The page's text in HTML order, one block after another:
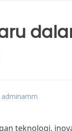
adminamm
teknologi,